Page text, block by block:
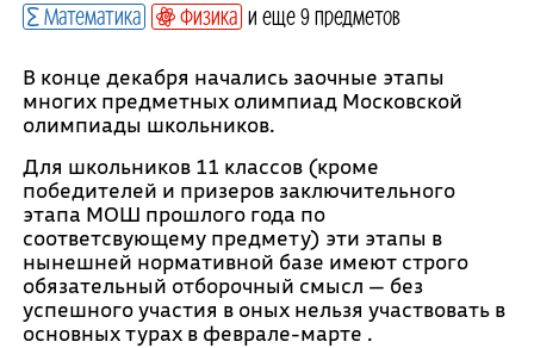
Математика Физика и еще 9 предметов
В конце декабря начались заочные этапы
многих предметных олимпиад Московской
олимпиады школьников.
Для школьников 11 классов (кроме
победителей и призеров заключительного
этапа МОШ прошлого года по
соответсвующему предмету) эти этапы в
нынешней нормативной базе имеют строго
обязательный отборочный смысл — без
успешного участия в оных нельзя участвовать в
основных турах в феврале-марте .